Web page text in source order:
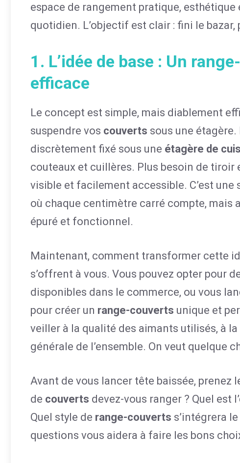
espace de rangement pratique,
quotidien. L’objectif est clair : fini le bazar,
1. L’idée de base : Un
efficace
Le concept est simple, mais diablement
suspendre vos couverts sous une
discrètement fixé sous une étagère de
couteaux et cuillères. Plus besoin de tiroir
visible et facilement accessible. C’est
où chaque centimètre carré compte, mais
épuré et fonctionnel.
Maintenant, comment transformer cette
s’offrent à vous. Vous pouvez opter pour
disponibles dans le commerce, ou vous
pour créer un range-couverts unique et
veiller à la qualité des aimants utilisés, à
générale de l’ensemble. On veut quelque
Avant de vous lancer tête baissée, prenez
de couverts devez-vous ranger ? Quel est
Quel style de range-couverts s’intégrera
questions vous aidera à faire les bons